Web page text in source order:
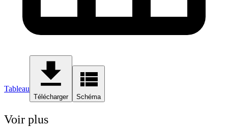
Tableau
Télécharger Schéma
Voir plus